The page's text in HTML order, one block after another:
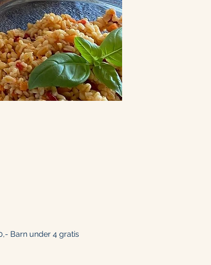
Barn under 4 gratis